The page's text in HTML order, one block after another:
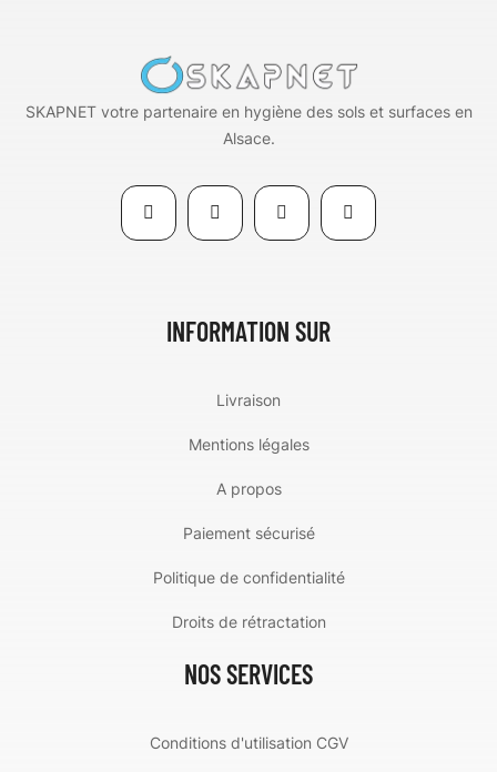
SKAPNET votre partenaire en hygiène des sols et surfaces en
Alsace.
INFORMATION SUR
Livraison
Mentions légales
A propos
Paiement sécurisé
Politique de confidentialité
Droits de rétractation
NOS SERVICES
Conditions d'utilisation CGV